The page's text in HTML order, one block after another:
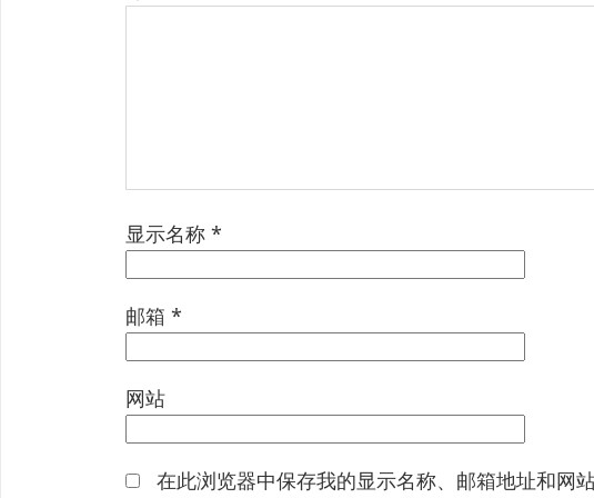
显示名称 *
邮箱 *
网站
在此浏览器中保存我的显示名称、邮箱地址和网